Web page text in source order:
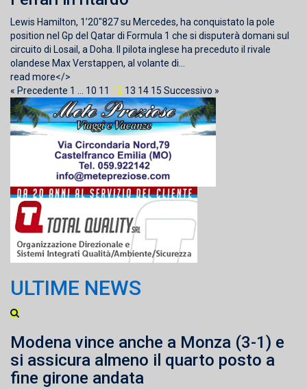
Lewis Hamilton, 1’20″827 su Mercedes, ha conquistato la pole
position nel Gp del Qatar di Formula 1 che si disputerà domani sul
circuito di Losail, a Doha. Il pilota inglese ha preceduto il rivale
olandese Max Verstappen, al volante di...
read more</>
« Precedente 1 10 11 12 13 14 15 Successivo »
ULTIME NEWS
Modena vince anche a Monza (3-1) e
si assicura almeno il quarto posto a
fine girone andata